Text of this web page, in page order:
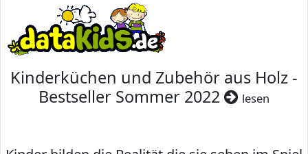
Kinderküchen und Zubehör aus Holz -
Bestseller Sommer 2022
lesen